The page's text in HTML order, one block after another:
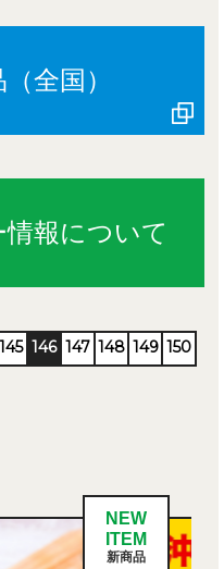
全国）
報について
145 146 147 148 149 150
NEW
ITEM
新商品